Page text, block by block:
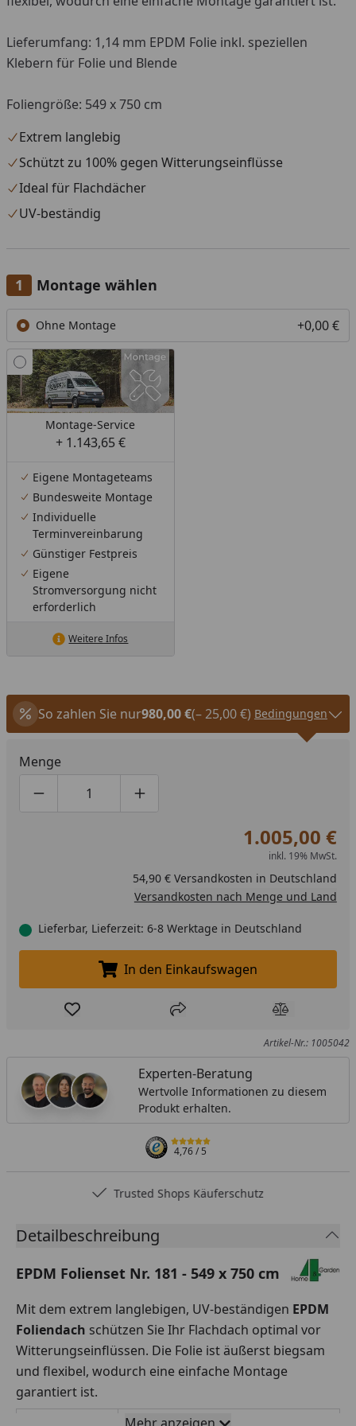
Lieferumfang: 1,14 mm EPDM Folie inkl. speziellen
Klebern für Folie und Blende
Foliengröße: 549 x 750 cm
Extrem langlebig
Schützt zu 100% gegen Witterungseinflüsse
Ideal für Flachdächer
UV-beständig
Montage wählen
Ohne Montage +0,00 €
Montage-Service
+ 1.143,65 €
Eigene Montageteams
Bundesweite Montage
Individuelle
Terminvereinbarung
Günstiger Festpreis
Eigene
Stromversorgung nicht
erforderlich
Weitere Infos
So zahlen Sie nur980,00 €(– 25,00 €) Bedingungen
Menge
Produktmenge um eins verringern
Produktmenge manuell eingeben
Produktmenge um eins erhöhen
1.005,00 €
inkl. 19% MwSt.
54,90 € Versandkosten in Deutschland
Versandkosten nach Menge und Land
Lieferbar, Lieferzeit: 6-8 Werktage in Deutschland
In den Einkaufswagen legen
In den Einkaufswagen
Produkt zur Wunschliste hinzufügen
Teilen Produkt
Artikel-Nr.: 1005042
Experten-Beratung
Wertvolle Informationen zu diesem
Produkt erhalten.
4,76/ 5
Trusted Shops Käuferschutz
Detailbeschreibung
EPDM Folienset Nr. 181 - 549 x 750 cm
Mit dem extrem langlebigen, UV-beständigen EPDM
Foliendach schützen Sie Ihr Flachdach optimal vor
Witterungseinflüssen. Die Folie ist äußerst biegsam
und flexibel, wodurch eine einfache Montage
garantiert ist.